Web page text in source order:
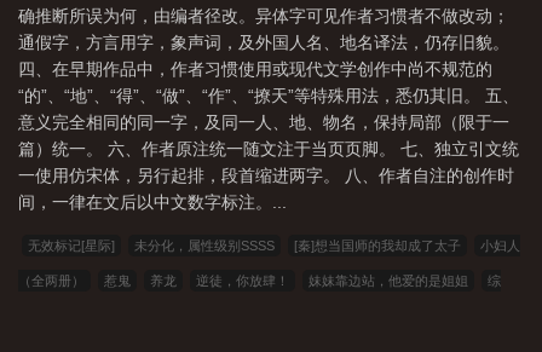
确推断所误为何，由编者径改。异体字可见作者习惯者不做改动；
通假字，方言用字，象声词，及外国人名、地名译法，仍存旧貌。
四、在早期作品中，作者习惯使用或现代文学创作中尚不规范的
“的”、“地”、“得”、“做”、“作”、“撩天”等特殊用法，悉仍其旧。 五、
意义完全相同的同一字，及同一人、地、物名，保持局部（限于一
篇）统一。 六、作者原注统一随文注于当页页脚。 七、独立引文统
一使用仿宋体，另行起排，段首缩进两字。 八、作者自注的创作时
间，一律在文后以中文数字标注。...
无效标记[星际] 未分化，属性级别SSSS [秦]想当国师的我却成了太子 小妇人
（全两册） 惹鬼 养龙 逆徒，你放肆！ 妹妹靠边站，他爱的是姐姐 综